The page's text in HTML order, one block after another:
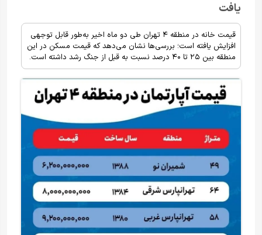
یافت
قیمت خانه در منطقه ۴ تهران طی دو ماه اخیر به‌طور قابل توجهی
افزایش یافته است؛ بررسی‌ها نشان می‌دهد که قیمت مسکن در این
منطقه بین ۲۵ تا ۴۰ درصد نسبت به قبل از جنگ رشد داشته است.